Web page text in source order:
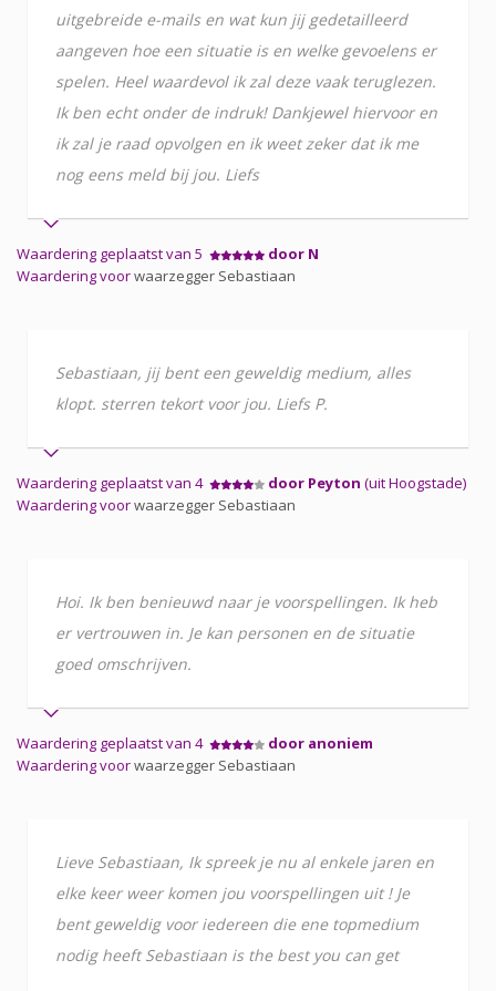
uitgebreide e-mails en wat kun jij gedetailleerd
aangeven hoe een situatie is en welke gevoelens er
spelen. Heel waardevol ik zal deze vaak teruglezen.
Ik ben echt onder de indruk! Dankjewel hiervoor en
ik zal je raad opvolgen en ik weet zeker dat ik me
nog eens meld bij jou. Liefs
Waardering geplaatst van 5
door N
Waardering voorwaarzegger Sebastiaan
Sebastiaan, jij bent een geweldig medium, alles
klopt. sterren tekort voor jou. Liefs P.
Waardering geplaatst van 4 door Peyton (uit Hoogstade)
Waardering voorwaarzegger Sebastiaan
Hoi. Ik ben benieuwd naar je voorspellingen. Ik heb
er vertrouwen in. Je kan personen en de situatie
goed omschrijven.
Waardering geplaatst van 4
door anoniem
Waardering voorwaarzegger Sebastiaan
Lieve Sebastiaan, Ik spreek je nu al enkele jaren en
elke keer weer komen jou voorspellingen uit ! Je
bent geweldig voor iedereen die ene topmedium
nodig heeft Sebastiaan is the best you can get